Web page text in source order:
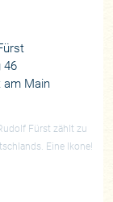
46
am Main
Fürst zählt zu
Eine Ikone!